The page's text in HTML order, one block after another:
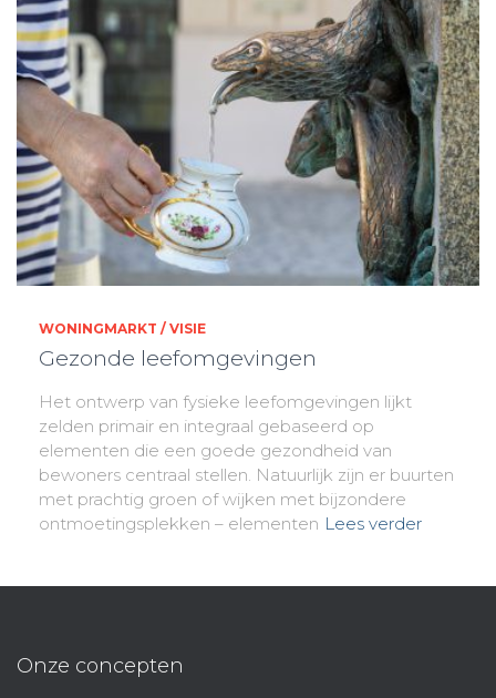
WONINGMARKT / VISIE
Gezonde leefomgevingen
Het ontwerp van fysieke leefomgevingen lijkt
zelden primair en integraal gebaseerd op
elementen die een goede gezondheid van
bewoners centraal stellen. Natuurlijk zijn er buurten
met prachtig groen of wijken met bijzondere
ontmoetingsplekken – elementen Lees verder
Onze concepten